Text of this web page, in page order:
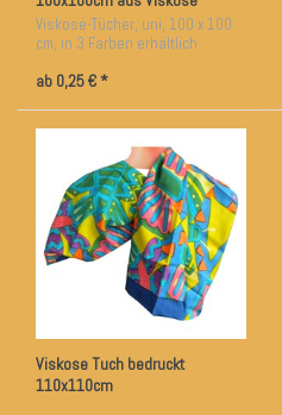
Viskose-Tücher, uni, 100 x 100
cm, in 3 Farben erhältlich
ab 0,25 € *
Viskose Tuch bedruckt
110x110cm